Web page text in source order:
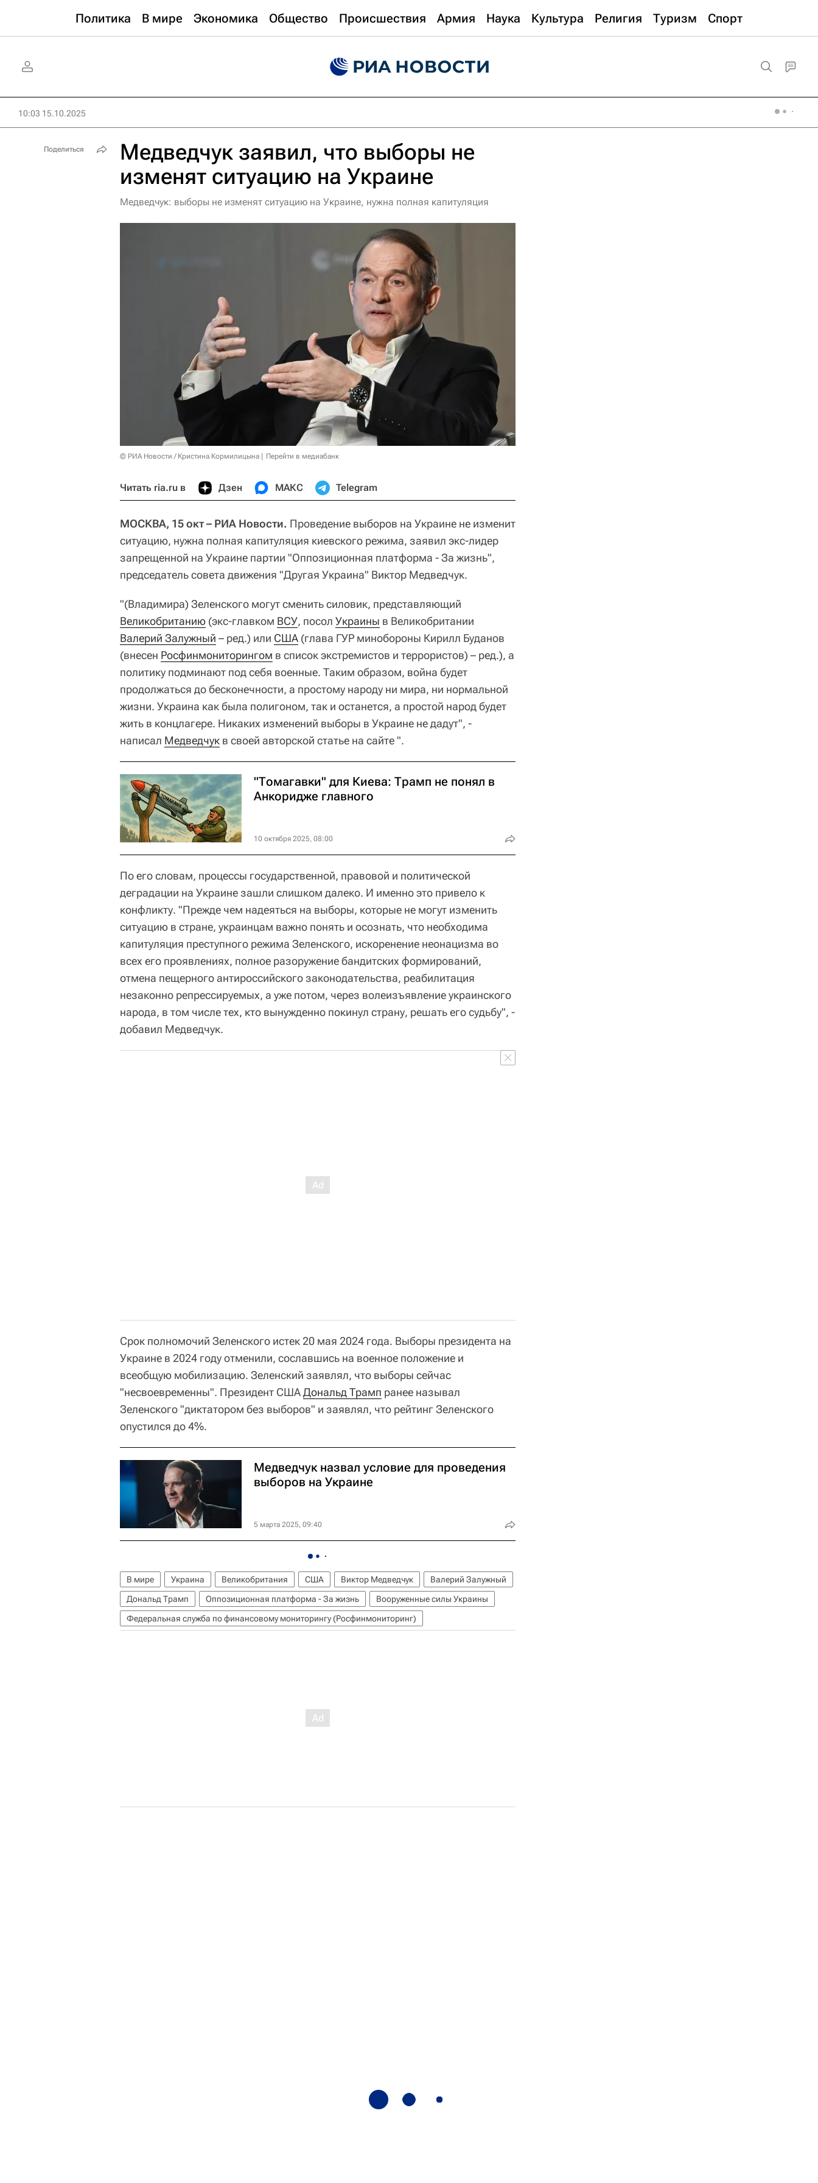
Политика В мире Экономика Общество Происшествия Армия Наука Культура Религия Туризм Спорт
10:03 15.10.2025
Медведчук заявил, что выборы не
изменят ситуацию на Украине
Медведчук: выборы не изменят ситуацию на Украине, нужна полная капитуляция
© РИА Новости / Кристина Кормилицына Перейти в медиабанк
Читать ria.ru в Дзен МАКС Telegram
МОСКВА, 15 окт – РИА Новости. Проведение выборов на Украине не изменит
ситуацию, нужна полная капитуляция киевского режима, заявил экс-лидер
запрещенной на Украине партии "Оппозиционная платформа - За жизнь",
председатель совета движения "Другая Украина" Виктор Медведчук.
"(Владимира) Зеленского могут сменить силовик, представляющий
Великобританию (экс-главком ВСУ, посол Украины в Великобритании
Валерий Залужный – ред.) или США (глава ГУР минобороны Кирилл Буданов
(внесен Росфинмониторингом в список экстремистов и террористов) – ред.), а
политику подминают под себя военные. Таким образом, война будет
продолжаться до бесконечности, а простому народу ни мира, ни нормальной
жизни. Украина как была полигоном, так и останется, а простой народ будет
жить в концлагере. Никаких изменений выборы в Украине не дадут", -
написал Медведчук в своей авторской статье на сайте ".
"Томагавки" для Киева: Трамп не понял в
Анкоридже главного
10 октября 2025, 08:00
По его словам, процессы государственной, правовой и политической
деградации на Украине зашли слишком далеко. И именно это привело к
конфликту. "Прежде чем надеяться на выборы, которые не могут изменить
ситуацию в стране, украинцам важно понять и осознать, что необходима
капитуляция преступного режима Зеленского, искоренение неонацизма во
всех его проявлениях, полное разоружение бандитских формирований,
отмена пещерного антироссийского законодательства, реабилитация
незаконно репрессируемых, а уже потом, через волеизъявление украинского
народа, в том числе тех, кто вынужденно покинул страну, решать его судьбу", -
добавил Медведчук.
Срок полномочий Зеленского истек 20 мая 2024 года. Выборы президента на
Украине в 2024 году отменили, сославшись на военное положение и
всеобщую мобилизацию. Зеленский заявлял, что выборы сейчас
"несвоевременны". Президент СШАДональд Трамп ранее называл
Зеленского "диктатором без выборов" и заявлял, что рейтинг Зеленского
опустился до 4%.
Медведчук назвал условие для проведения
выборов на Украине
5 марта 2025, 09:40
В мире Украина Великобритания США Виктор Медведчук
Валерий Залужный
Дональд Трамп
Оппозиционная платформа - За жизнь
Вооруженные силы Украины
Федеральная служба по финансовому мониторингу (Росфинмониторинг)
Поделиться